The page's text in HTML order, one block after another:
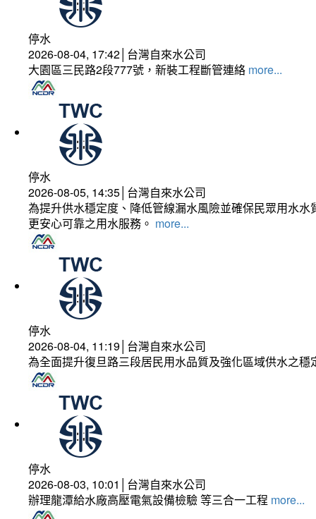
停水
2026-08-04, 17:42│台灣自來水公司
大園區三民路2段777號，新裝工程斷管連絡 more...
停水
2026-08-05, 14:35│台灣自來水公司
為提升供水穩定度、降低管線漏水風險並確保民眾用水
更安心可靠之用水服務。 more...
停水
2026-08-04, 11:19│台灣自來水公司
為全面提升復旦路三段居民用水品質及強化區域供水之
停水
2026-08-03, 10:01│台灣自來水公司
辦理龍潭給水廠高壓電氣設備檢驗 等三合一工程 more...